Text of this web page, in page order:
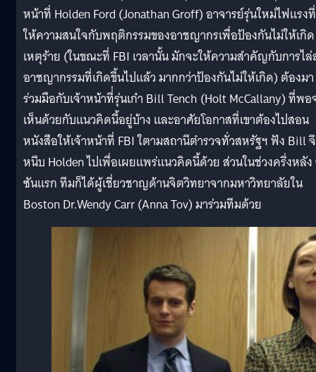
หน้าที่ Holden Ford (Jonathan Groff) อาจารย์รุ่นใหม่ไฟแรงที่
ให้ความสนใจกับพฤติกรรมของอาชญากรเพื่อป้องกันไม่ให้เกิด
เหตุร้าย (ในขณะที่ FBI เวลานั้น มักจะให้ความสำคัญกับการไล่
อาชญากรรมที่เกิดขึ้นไปแล้ว มากกว่าป้องกันไม่ให้เกิด) ต้องมา
ร่วมมือกับเจ้าหน้าที่่รุ่นเก๋า Bill Tench (Holt McCallany) ที่พอ
เห็นด้วยกับแนวคิดนี้อยู่บ้าง และอาศัยโอกาสที่เขาต้องไปสอน
หนังสือให้เจ้าหน้าที่ FBI ใตามสถานีตำรวจทั่วสหรัฐฯ ฟัง Bill
หนีบ Holden ไปเพื่อเผยแพร่แนวคิดนี้ด้วย ส่วนในช่วงครึ่งหลั
ซันแรก ทีมก็ได้ผู้เชี่ยวชาญด้านจิตวิทยาจากมหาวิทยาลัยใน
Boston Dr.Wendy Carr (Anna Tov) มาร่วมทีมด้วย